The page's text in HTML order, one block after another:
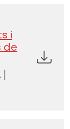
i
de